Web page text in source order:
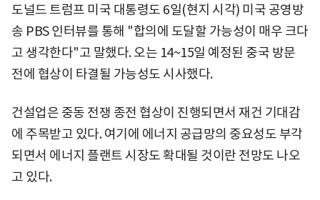
도널드 트럼프 미국 대통령도 6일(현지 시각) 미국 공영방
송 PBS 인터뷰를 통해 "합의에 도달할 가능성이 매우 크다
고 생각한다"고 말했다. 오는 14~15일 예정된 중국 방문
전에 협상이 타결될 가능성도 시사했다.
건설업은 중동 전쟁 종전 협상이 진행되면서 재건 기대감
에 주목받고 있다. 여기에 에너지 공급망의 중요성도 부각
되면서 에너지 플랜트 시장도 확대될 것이란 전망도 나오
고 있다.